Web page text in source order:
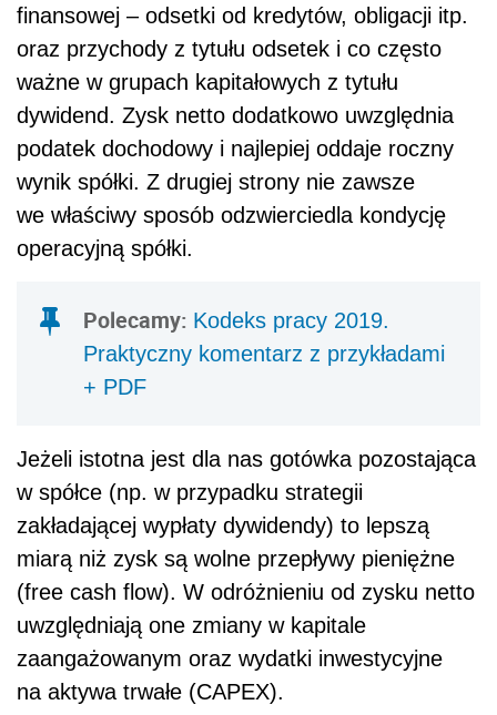
finansowej – odsetki od kredytów, obligacji itp.
oraz przychody z tytułu odsetek i co często
ważne w grupach kapitałowych z tytułu
dywidend. Zysk netto dodatkowo uwzględnia
podatek dochodowy i najlepiej oddaje roczny
wynik spółki. Z drugiej strony nie zawsze
we właściwy sposób odzwierciedla kondycję
operacyjną spółki.
Polecamy: Kodeks pracy 2019.
Praktyczny komentarz z przykładami
+ PDF
Jeżeli istotna jest dla nas gotówka pozostająca
w spółce (np. w przypadku strategii
zakładającej wypłaty dywidendy) to lepszą
miarą niż zysk są wolne przepływy pieniężne
(free cash flow). W odróżnieniu od zysku netto
uwzględniają one zmiany w kapitale
zaangażowanym oraz wydatki inwestycyjne
na aktywa trwałe (CAPEX).